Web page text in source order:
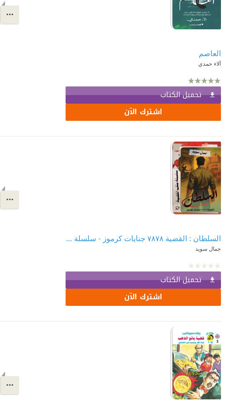
العاصم
آلاء حمدي
تحميل الكتاب
اشترك الآن
السلطان : القضية ٧٨٧٨ جنايات كرموز - سلسلة ملف القضية
جمال سويد
تحميل الكتاب
اشترك الآن